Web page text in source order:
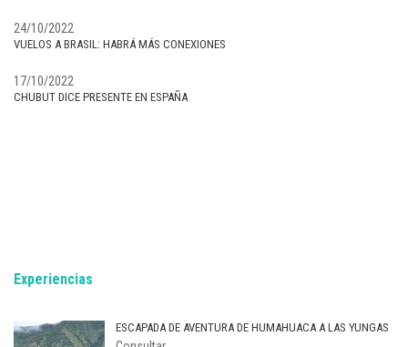
24/10/2022
VUELOS A BRASIL: HABRÁ MÁS CONEXIONES
17/10/2022
CHUBUT DICE PRESENTE EN ESPAÑA
Experiencias
ESCAPADA DE AVENTURA DE HUMAHUACA A LAS YUNGAS